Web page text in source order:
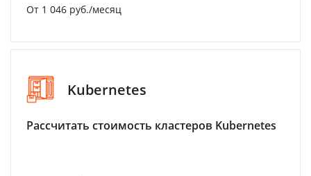
От 1 046 руб./месяц
Kubernetes
Рассчитать стоимость кластеров Kubernetes